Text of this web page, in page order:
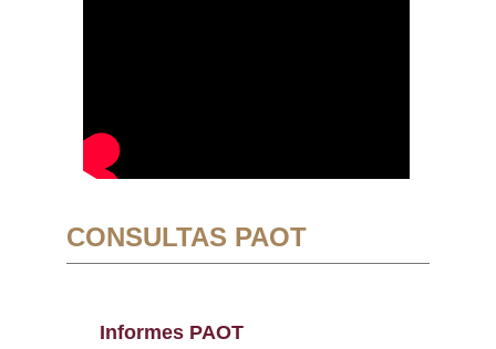
CONSULTAS PAOT
Informes PAOT